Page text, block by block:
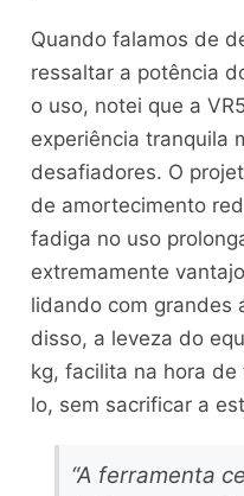
Quando falamos de
ressaltar a potência
o uso, notei que a
experiência tranquila
desafiadores. O
de amortecimento
fadiga no uso
extremamente
lidando com grandes
disso, a leveza do
kg, facilita na hora
lo, sem sacrificar a
“A ferramenta